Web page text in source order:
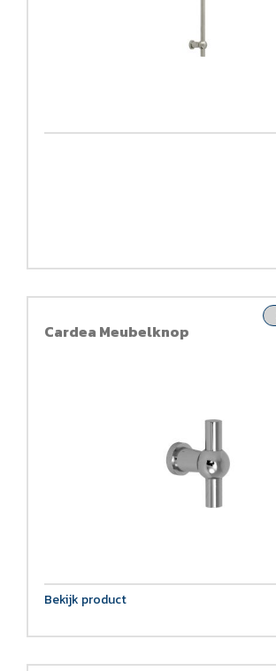
Cardea Meubelknop
Bekijk product